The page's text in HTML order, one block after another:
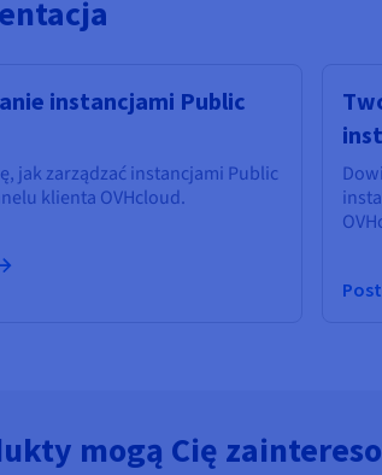
instancjami Public
jak zarządzać instancjami Public
klienta OVHcloud.
mogą Cię